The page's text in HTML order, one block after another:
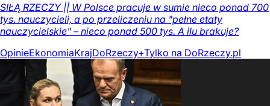
SIŁĄ RZECZY || W Polsce pracuje w sumie nieco ponad 700
tys. nauczycieli, a po przeliczeniu na "pełne etaty
nauczycielskie" – nieco ponad 500 tys. A ilu brakuje?
OpinieEkonomiaKrajDoRzeczy+Tylko na DoRzeczy.pl